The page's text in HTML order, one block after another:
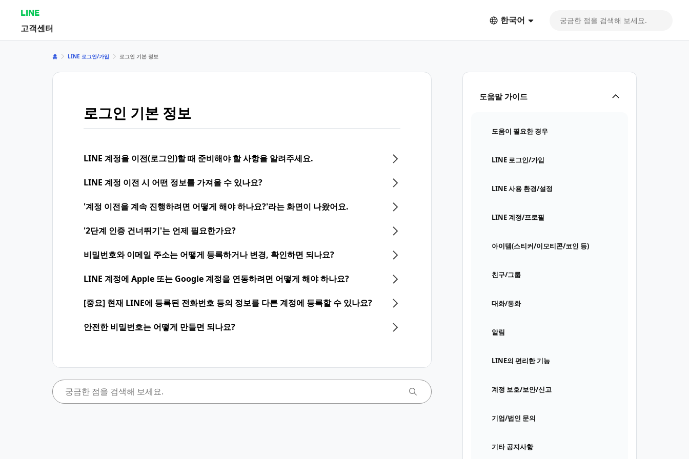
LINE
고객센터
한국어
도움말 가이드
도움이 필요한 경우
LINE 로그인/가입
LINE 사용 환경/설정
LINE 계정/프로필
아이템(스티커/이모티콘/코인 등)
친구/그룹
대화/통화
알림
LINE의 편리한 기능
계정 보호/보안/신고
기업/법인 문의
기타 공지사항
홈 LINE 로그인/가입 로그인 기본 정보
로그인 기본 정보
LINE 계정을 이전(로그인)할 때 준비해야 할 사항을 알려주세요.
LINE 계정 이전 시 어떤 정보를 가져올 수 있나요?
'계정 이전을 계속 진행하려면 어떻게 해야 하나요?'라는 화면이 나왔어요.
'2단계 인증 건너뛰기'는 언제 필요한가요?
비밀번호와 이메일 주소는 어떻게 등록하거나 변경, 확인하면 되나요?
LINE 계정에 Apple 또는 Google 계정을 연동하려면 어떻게 해야 하나요?
[중요] 현재 LINE에 등록된 전화번호 등의 정보를 다른 계정에 등록할 수 있나요?
안전한 비밀번호는 어떻게 만들면 되나요?